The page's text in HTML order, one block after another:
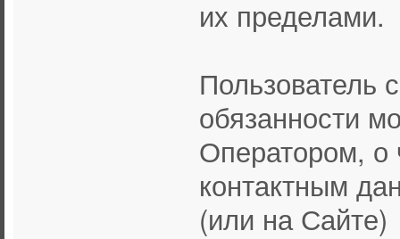
их пределами.
Пользователь
обязанности
Оператором, о
контактным
(или на Сайте)